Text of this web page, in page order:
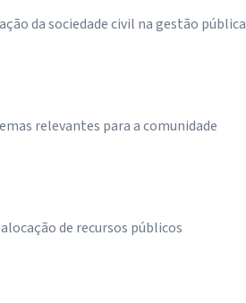
da sociedade civil na gestão pública
relevantes para a comunidade
de recursos públicos